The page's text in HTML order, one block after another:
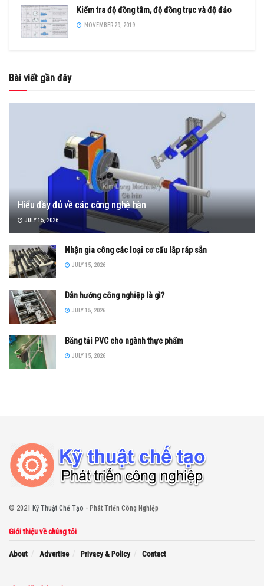
Kiểm tra độ đồng tâm, độ đồng trục và độ đảo
NOVEMBER 29, 2019
Bài viết gần đây
Hiểu đầy đủ về các công nghệ hàn
JULY 15, 2026
Nhận gia công các loại cơ cấu lắp ráp sẵn
JULY 15, 2026
Dẫn hướng công nghiệp là gì?
JULY 15, 2026
Băng tải PVC cho ngành thực phẩm
JULY 15, 2026
© 2021 Kỹ Thuật Chế Tạo - Phát Triển Công Nghiệp
Giới thiệu về chúng tôi
About Advertise Privacy & Policy Contact